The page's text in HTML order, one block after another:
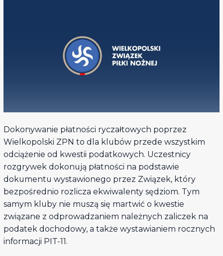
Dokonywanie płatności ryczałtowych poprzez
Wielkopolski ZPN to dla klubów przede wszystkim
odciążenie od kwestii podatkowych. Uczestnicy
rozgrywek dokonują płatności na podstawie
dokumentu wystawionego przez Związek, który
bezpośrednio rozlicza ekwiwalenty sędziom. Tym
samym kluby nie muszą się martwić o kwestie
związane z odprowadzaniem należnych zaliczek na
podatek dochodowy, a także wystawianiem rocznych
informacji PIT-11.